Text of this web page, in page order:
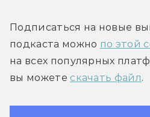
Подписаться на новые
подкаста можно по этой
на всех популярных
вы можете скачать файл.